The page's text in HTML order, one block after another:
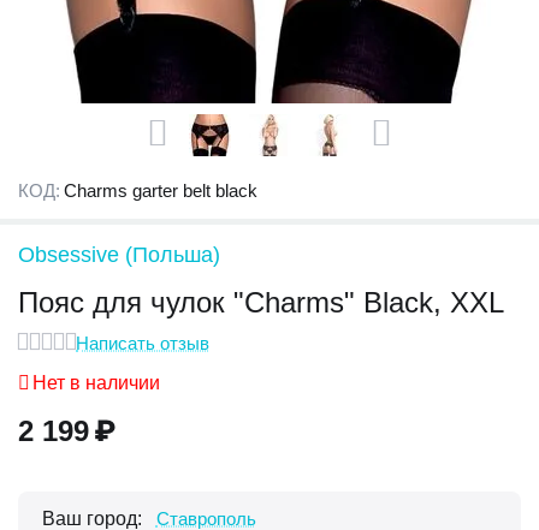
КОД: Charms garter belt black
Obsessive (Польша)
Пояс для чулок "Charms" Black, XXL
Написать отзыв
Нет в наличии
2 199₽
Ваш город: Ставрополь